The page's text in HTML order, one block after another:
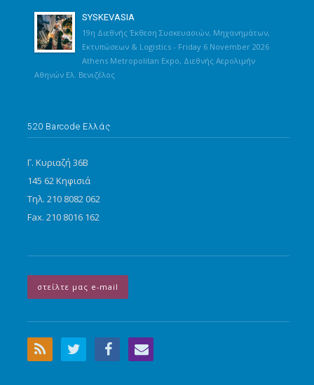
SYSKEVASIA
19η Διεθνής Έκθεση Συσκευασιών, Μηχανημάτων,
Εκτυπώσεων & Logistics - Friday 6 November 2026
Athens Metropolitan Expo, Διεθνής Αερολιμήν
Αθηνών Ελ. Βενιζέλος
520 Barcode Ελλάς
Γ. Κυριαζή 36Β
145 62 Κηφισιά
Τηλ. 210 8082 062
Fax. 210 8016 162
στείλτε μας e-mail